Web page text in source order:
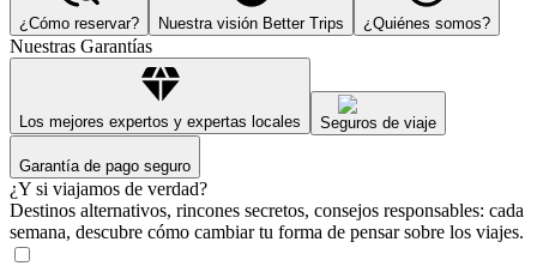
¿Cómo reservar? Nuestra visión Better Trips ¿Quiénes somos?
Nuestras Garantías
Los mejores expertos y expertas locales Seguros de viaje
Garantía de pago seguro
¿Y si viajamos de verdad?
Destinos alternativos, rincones secretos, consejos responsables: cada
semana, descubre cómo cambiar tu forma de pensar sobre los viajes.